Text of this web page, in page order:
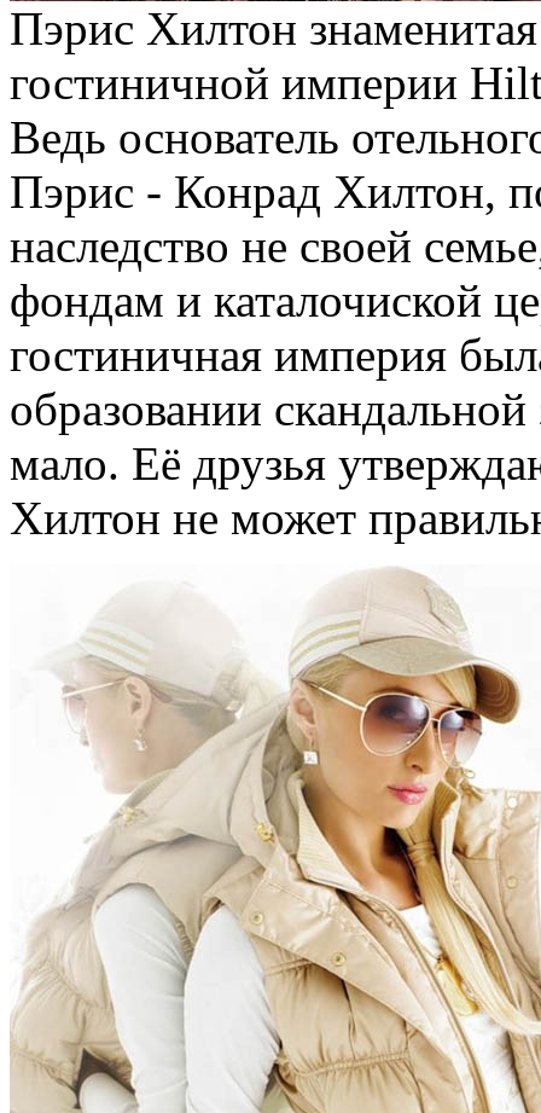
Пэрис Хилтон
гостиничной империи
Ведь основатель
Пэрис - Конрад Хилтон,
наследство не своей
фондам и каталочиской
гостиничная империя
образовании
мало. Её друзья
Хилтон не может